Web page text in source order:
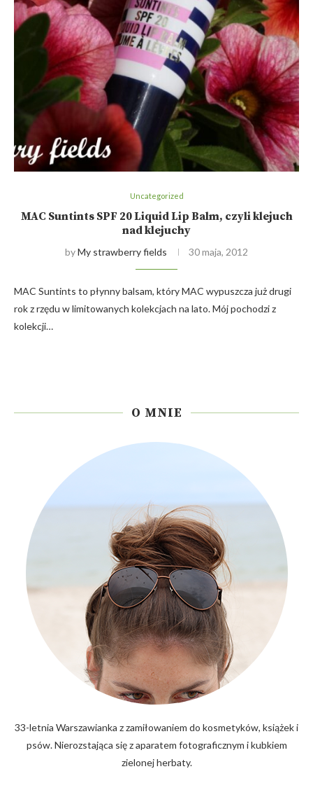
Uncategorized
MAC Suntints SPF 20 Liquid Lip Balm, czyli klejuch
nad klejuchy
byMy strawberry fields 30 maja, 2012
MAC Suntints to płynny balsam, który MAC wypuszcza już drugi
rok z rzędu w limitowanych kolekcjach na lato. Mój pochodzi z
kolekcji…
O MNIE
33-letnia Warszawianka z zamiłowaniem do kosmetyków, książek i
psów. Nierozstająca się z aparatem fotograficznym i kubkiem
zielonej herbaty.